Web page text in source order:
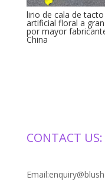
lirio de cala de
artificial floral a
por mayor
China
CONTACT US: